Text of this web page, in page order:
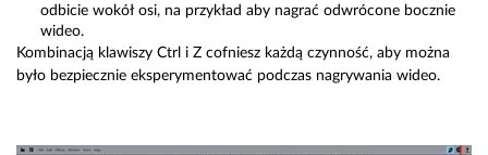
odbicie wokół osi, na przykład aby nagrać odwrócone bocznie
wideo.
Kombinacją klawiszy Ctrl i Z cofniesz każdą czynność, aby można
było bezpiecznie eksperymentować podczas nagrywania wideo.